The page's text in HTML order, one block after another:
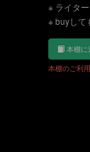
※ ライタ
※ buyして
本棚に
本棚のご利